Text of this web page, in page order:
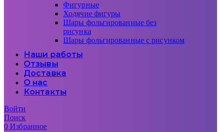
Фигурные
Ходячие фигуры
Шары фольгированные без
рисунка
Шары фольгированные с рисунком
Наши работы
Отзывы
Доставка
О нас
Контакты
Войти
Поиск
0Избранное